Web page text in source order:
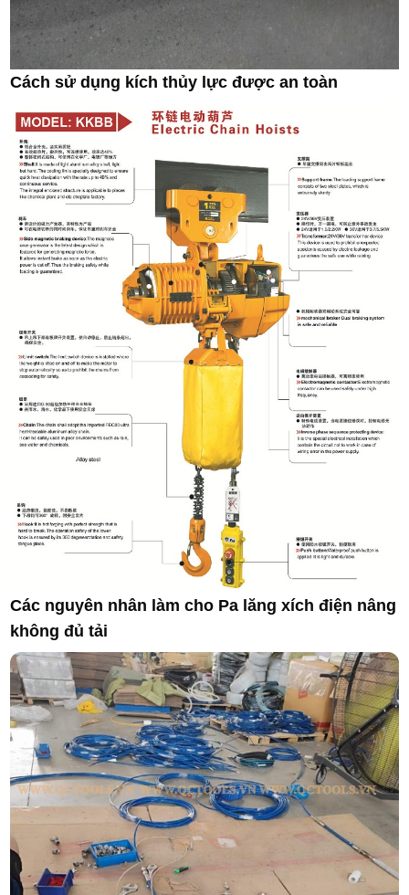
Cách sử dụng kích thủy lực được an toàn
Các nguyên nhân làm cho Pa lăng xích điện nâng
không đủ tải